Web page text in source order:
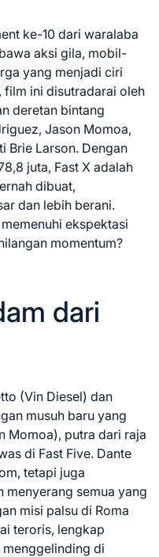
ke-10 dari waralaba
aksi gila, mobil-
yang menjadi ciri
film ini disutradarai oleh
deretan bintang
Jason Momoa,
Brie Larson. Dengan
juta, Fast X adalah
dibuat,
dan lebih berani.
ekspektasi
momentum?
dari
(Vin Diesel) dan
musuh baru yang
Momoa), putra dari raja
di Fast Five. Dante
tetapi juga
menyerang semua yang
misi palsu di Roma
teroris, lengkap
di